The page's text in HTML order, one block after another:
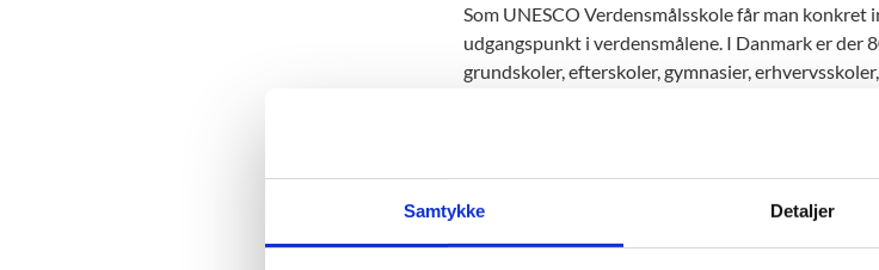
Samtykke Detaljer
Som UNESCO Verdensmålsskole får man
udgangspunkt i verdensmålene. I Danmark er
grundskoler, efterskoler, gymnasier,